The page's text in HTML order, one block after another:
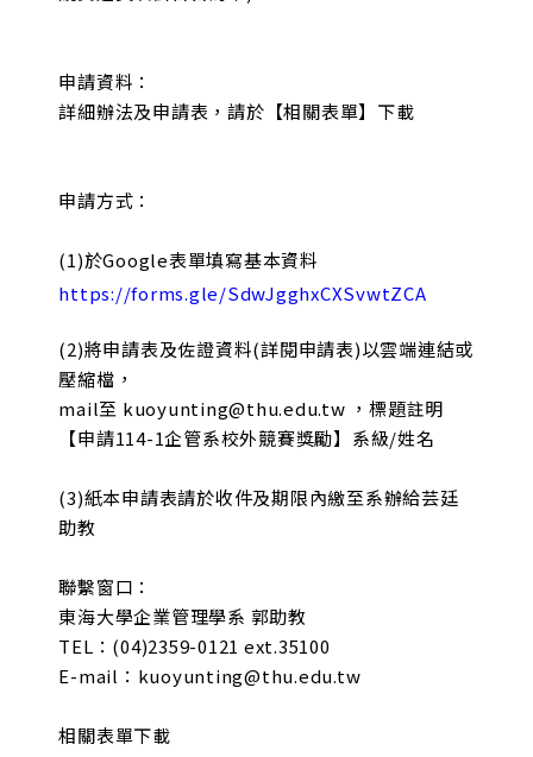
申請資料：
詳細辦法及申請表，請於【相關表單】下載
申請方式：
(1)於Google表單填寫基本資料
https://forms.gle/SdwJgghxCXSvwtZCA
(2)將申請表及佐證資料(詳閱申請表)以雲端連結或
壓縮檔，
mail至 kuoyunting@thu.edu.tw ，標題註明
【申請114-1企管系校外競賽獎勵】系級/姓名
(3)紙本申請表請於收件及期限內繳至系辦給芸廷
助教
聯繫窗口：
東海大學企業管理學系 郭助教
TEL：(04)2359-0121 ext.35100
E-mail：kuoyunting@thu.edu.tw
相關表單下載